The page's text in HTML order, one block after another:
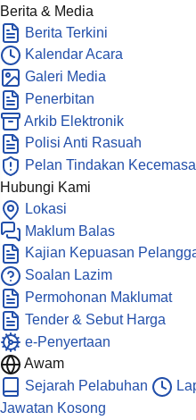
Berita & Media
Berita Terkini
Kalendar Acara
Galeri Media
Penerbitan
Arkib Elektronik
Polisi Anti Rasuah
Pelan Tindakan
Hubungi Kami
Lokasi
Maklum Balas
Kajian Kepuasan
Soalan Lazim
Permohonan Maklumat
Tender & Sebut Harga
e-Penyertaan
Awam
Sejarah Pelabuhan
Jawatan Kosong